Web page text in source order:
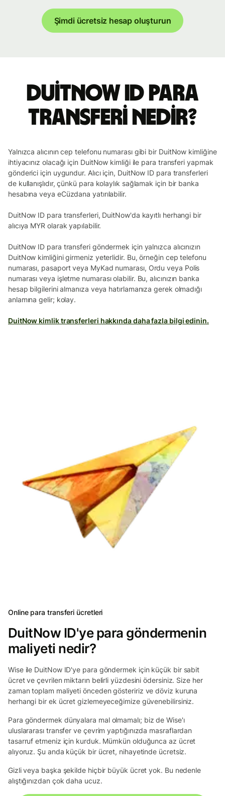
Şimdi ücretsiz hesap oluşturun
DuitNow ID para
transferi nedir?
Yalnızca alıcının cep telefonu numarası gibi bir DuitNow kimliğine
ihtiyacınız olacağı için DuitNow kimliği ile para transferi yapmak
gönderici için uygundur. Alıcı için, DuitNow ID para transferleri
de kullanışlıdır, çünkü para kolaylık sağlamak için bir banka
hesabına veya eCüzdana yatırılabilir.
DuitNow ID para transferleri, DuitNow'da kayıtlı herhangi bir
alıcıya MYR olarak yapılabilir.
DuitNow ID para transferi göndermek için yalnızca alıcınızın
DuitNow kimliğini girmeniz yeterlidir. Bu, örneğin cep telefonu
numarası, pasaport veya MyKad numarası, Ordu veya Polis
numarası veya işletme numarası olabilir. Bu, alıcınızın banka
hesap bilgilerini almanıza veya hatırlamanıza gerek olmadığı
anlamına gelir; kolay.
DuitNow kimlik transferleri hakkında daha fazla bilgi edinin.
Online para transferi ücretleri
DuitNow ID'ye para göndermenin
maliyeti nedir?
Wise ile DuitNow ID'ye para göndermek için küçük bir sabit
ücret ve çevrilen miktarın belirli yüzdesini ödersiniz. Size her
zaman toplam maliyeti önceden gösteririz ve döviz kuruna
herhangi bir ek ücret gizlemeyeceğimize güvenebilirsiniz.
Para göndermek dünyalara mal olmamalı; biz de Wise'ı
uluslararası transfer ve çevrim yaptığınızda masraflardan
tasarruf etmeniz için kurduk. Mümkün olduğunca az ücret
alıyoruz. Şu anda küçük bir ücret, nihayetinde ücretsiz.
Gizli veya başka şekilde hiçbir büyük ücret yok. Bu nedenle
alıştığınızdan çok daha ucuz.